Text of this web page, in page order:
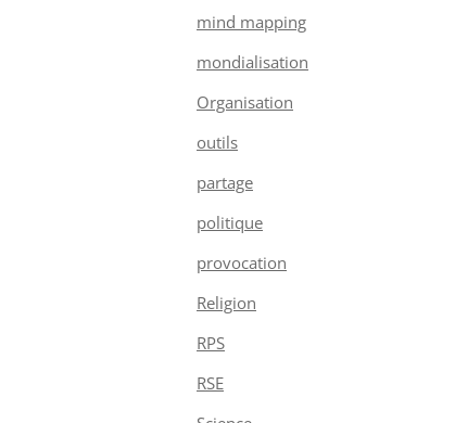
mind mapping
mondialisation
Organisation
outils
partage
politique
provocation
Religion
RPS
RSE